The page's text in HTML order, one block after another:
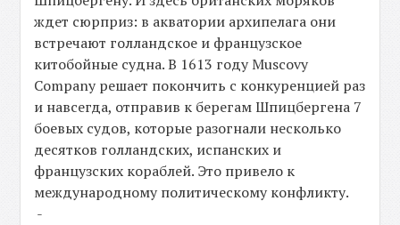
ждет сюрприз: в акватории архипелага они
встречают голландское и французское
китобойные судна. В 1613 году Muscovy
Company решает покончить с конкуренцией раз
и навсегда, отправив к берегам Шпицбергена 7
боевых судов, которые разогнали несколько
десятков голландских, испанских и
французских кораблей. Это привело к
международному политическому конфликту.
-